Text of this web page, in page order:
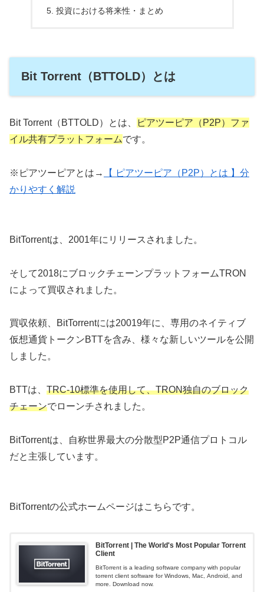
投資における将来性・まとめ
Bit Torrent（BTTOLD）とは
Bit Torrent（BTTOLD）とは、
ピアツーピア（P2P）ファ
イル共有プラットフォームです。
※ピアツーピアとは→
【 ピアツーピア（P2P）とは 】分
かりやすく解説
BitTorrentは、2001年にリリースされました。
そして2018にブロックチェーンプラットフォームTRON
によって買収されました。
買収依頼、BitTorrentには20019年に、専用のネイティブ
仮想通貨トークンBTTを含み、様々な新しいツールを公開
しました。
BTTは、 TRC-10標準を使用して、TRON独自のブロック
チェーンでローンチされました。
BitTorrentは、自称世界最大の分散型P2P通信プロトコル
だと主張しています。
BitTorrentの公式ホームページはこちらです。
BitTorrent | The World's Most Popular Torrent
Client
BitTorrent is a leading software company with popular
torrent client software for Windows, Mac, Android, and
more. Download now.